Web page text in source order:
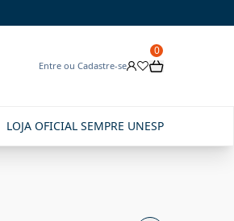
Entre ou Cadastre-se
0
LOJA OFICIAL SEMPRE UNESP